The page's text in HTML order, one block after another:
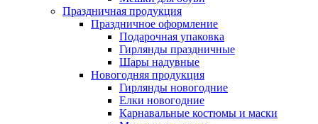
Праздничная продукция
Праздничное оформление
Подарочная упаковка
Гирлянды праздничные
Шары надувные
Новогодняя продукция
Гирлянды новогодние
Елки новогодние
Карнавальные костюмы и маски